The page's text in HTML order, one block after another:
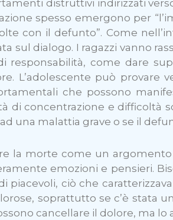
distruttivi indirizzati
spesso emergono per
con il defunto”. Come
sul dialogo. I ragazzi vanno
responsabilità, come dare
L’adolescente può provare
che possono
di concentrazione e difficoltà
una malattia grave o se il
la morte come un
emozioni e pensieri.
ciò che
soprattutto se c’è stata
cancellare il dolore, ma lo